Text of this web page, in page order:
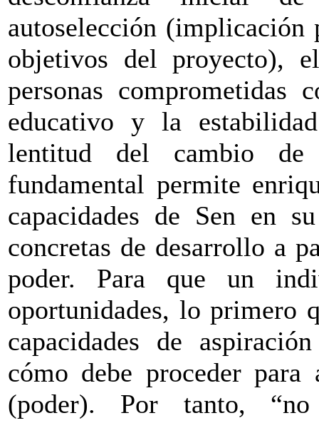
autoselección (implicación
objetivos del proyecto),
personas
educativo y la
lentitud del cambio de
fundamental permite
capacidades de Sen en
concretas de desarrollo a
poder. Para que un
oportunidades, lo primero
capacidades de
cómo debe proceder
(poder). Por tanto,